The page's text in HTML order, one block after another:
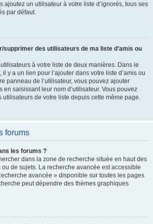
ajoutez un utilisateur à votre liste d’ignorés, tous ses
par défaut.
supprimer des utilisateurs de ma liste d’amis ou
à votre liste de deux manières. Dans le
y a un lien pour l’ajouter dans votre liste d’amis ou
panneau de l’utilisateur, vous pouvez ajouter
en saisissant leur nom d’utilisateur. Vous pouvez
de votre liste depuis cette même page.
forums
les forums ?
dans la zone de recherche située en haut des
ou de sujets. La recherche avancée est accessible
avancée » disponible sur toutes les pages
peut dépendre des thèmes graphiques